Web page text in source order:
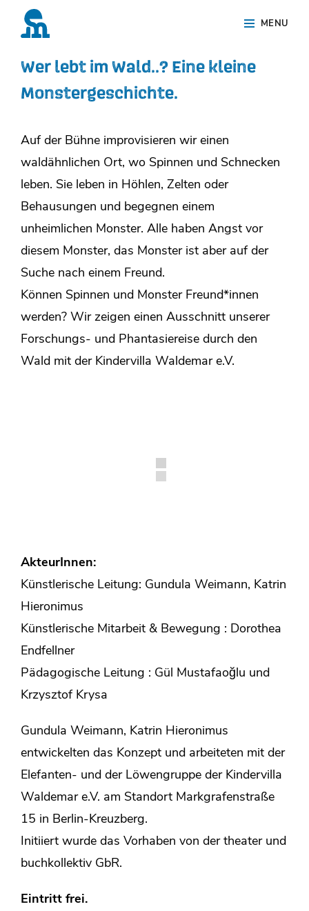
MENU
Overlay
Wer lebt im Wald..? Eine kleine
Monstergeschichte.
Auf der Bühne improvisieren wir einen
waldähnlichen Ort, wo Spinnen und Schnecken
leben. Sie leben in Höhlen, Zelten oder
Behausungen und begegnen einem
unheimlichen Monster. Alle haben Angst vor
diesem Monster, das Monster ist aber auf der
Suche nach einem Freund.
Können Spinnen und Monster Freund*innen
werden? Wir zeigen einen Ausschnitt unserer
Forschungs- und Phantasiereise durch den
Wald mit der Kindervilla Waldemar e.V.
AkteurInnen:
Künstlerische Leitung: Gundula Weimann, Katrin
Hieronimus
Künstlerische Mitarbeit & Bewegung : Dorothea
Endfellner
Pädagogische Leitung : Gül Mustafaoğlu und
Krzysztof Krysa
Gundula Weimann, Katrin Hieronimus
entwickelten das Konzept und arbeiteten mit der
Elefanten- und der Löwengruppe der Kindervilla
Waldemar e.V. am Standort Markgrafenstraße
15 in Berlin-Kreuzberg.
Initiiert wurde das Vorhaben von der theater und
buchkollektiv GbR.
Eintritt frei.